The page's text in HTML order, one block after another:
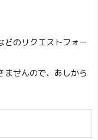
どのリクエストフォー
ませんので、あしから